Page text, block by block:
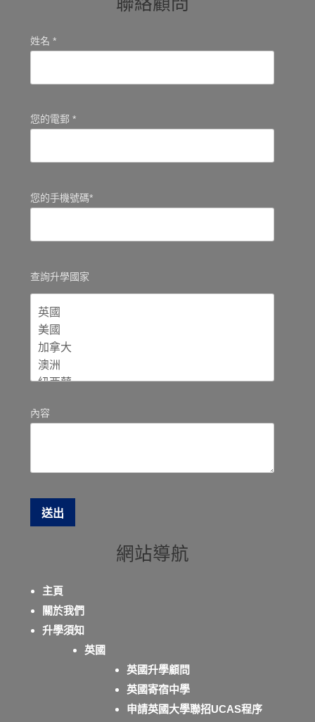
姓名 *
您的電郵 *
您的手機號碼*
查詢升學國家
內容
網站導航
主頁
關於我們
升學須知
英國
英國升學顧問
英國寄宿中學
申請英國大學聯招UCAS程序